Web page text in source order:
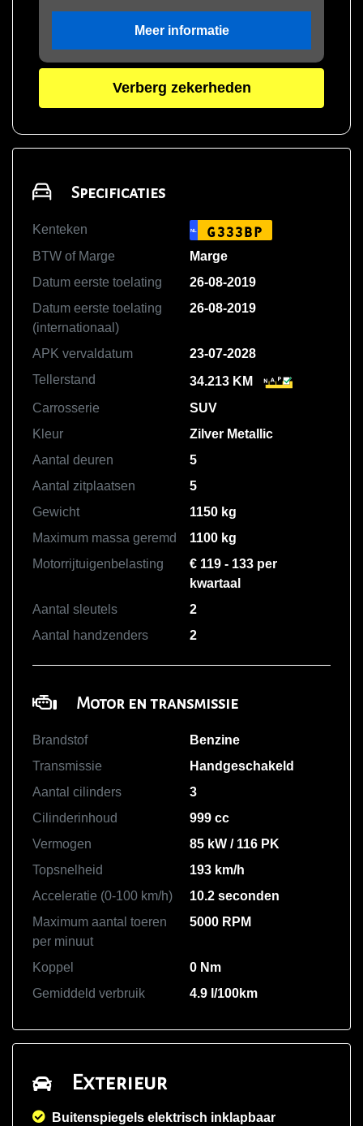
Meer informatie
Verberg zekerheden
Specificaties
Kenteken NL G333BP
BTW of Marge
Marge
Datum eerste toelating
26-08-2019
Datum eerste toelating
(internationaal)
26-08-2019
APK vervaldatum
23-07-2028
Tellerstand
34.213 KM
Carrosserie
SUV
Kleur
Zilver Metallic
Aantal deuren
5
Aantal zitplaatsen
5
Gewicht
1150 kg
Maximum massa geremd
1100 kg
Motorrijtuigenbelasting
€ 119 - 133 per
kwartaal
Aantal sleutels
2
Aantal handzenders
2
Motor en transmissie
Brandstof
Benzine
Transmissie
Handgeschakeld
Aantal cilinders
3
Cilinderinhoud
999 cc
Vermogen
85 kW / 116 PK
Topsnelheid
193 km/h
Acceleratie (0-100 km/h)
10.2 seconden
Maximum aantal toeren
per minuut
5000 RPM
Koppel
0 Nm
Gemiddeld verbruik
4.9 l/100km
Exterieur
Buitenspiegels elektrisch inklapbaar